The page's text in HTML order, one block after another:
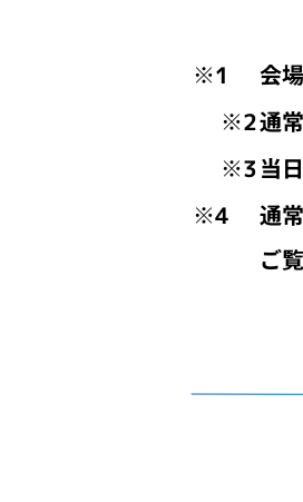
※1 会
※2通
※3当
※4 通
ご